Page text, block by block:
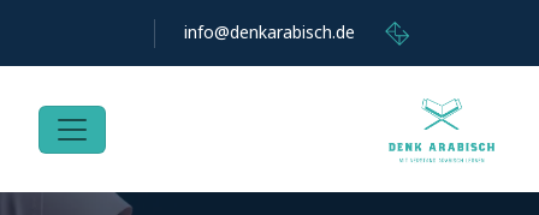
info@denkarabisch.de